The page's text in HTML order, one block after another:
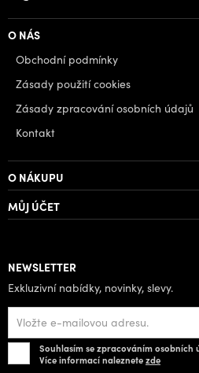
O NÁS
Obchodní podmínky
Zásady použití cookies
Zásady zpracování osobních údajů
Kontakt
O NÁKUPU
MŮJ ÚČET
NEWSLETTER
Exkluzivní nabídky, novinky, slevy.
Souhlasím se zpracováním osobních
Více informací naleznetezde